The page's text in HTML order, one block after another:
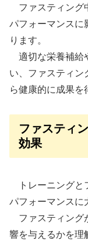
ファスティング
パフォーマンスに
ります。
適切な栄養補給
い、ファスティン
ら健康的に成果を
ファスティ
効果
トレーニングと
パフォーマンスに
ファスティング
響を与えるかを理